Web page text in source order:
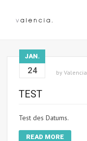
JAN.
24 by Valencia
TEST
Test des Datums.
READ MORE